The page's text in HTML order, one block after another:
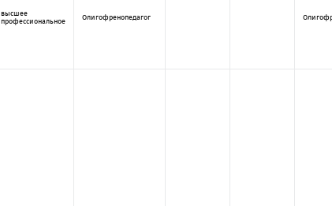
высшее
профессиональное
Олигофренопедагог